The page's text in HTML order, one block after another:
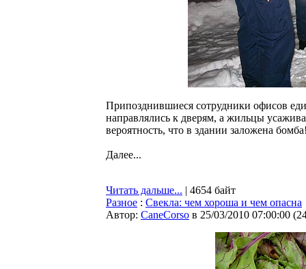
Припозднившиеся сотрудники офисов
направлялись к дверям, а жильцы
вероятность, что в здании заложена
Далее...
Читать дальше... | 4654 байт
Разное : Свекла: чем хороша и чем опасна
Автор: CaneCorso в 25/03/2010 07:00:00 (